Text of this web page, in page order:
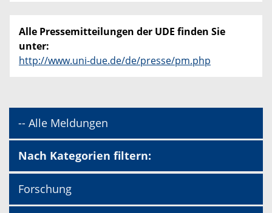
Alle Pressemitteilungen der UDE finden Sie
unter:
http://www.uni-due.de/de/presse/pm.php
-- Alle Meldungen
Nach Kategorien filtern:
Forschung